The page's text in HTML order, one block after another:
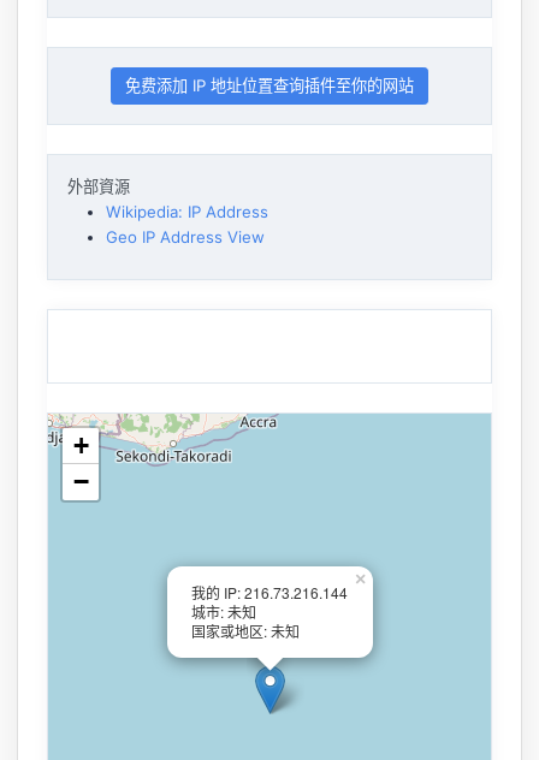
免费添加 IP 地址位置查询插件至你的网站
外部資源
Wikipedia: IP Address
Geo IP Address View
我的 IP: 216.73.216.144
城市: 未知
国家或地区: 未知
×
+
−